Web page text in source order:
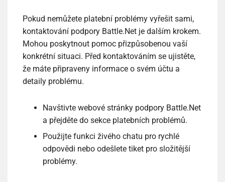
Pokud nemůžete platební problémy vyřešit sami,
kontaktování podpory Battle.Net je dalším krokem.
Mohou poskytnout pomoc přizpůsobenou vaší
konkrétní situaci. Před kontaktováním se ujistěte,
že máte připraveny informace o svém účtu a
detaily problému.
Navštivte webové stránky podpory Battle.Net
a přejděte do sekce platebních problémů.
Použijte funkci živého chatu pro rychlé
odpovědi nebo odešlete tiket pro složitější
problémy.